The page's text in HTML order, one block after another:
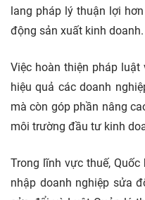
lang pháp lý thuận lợi
động sản xuất kinh doanh.
Việc hoàn thiện pháp
hiệu quả các doanh
mà còn góp phần nâng
môi trường đầu tư kinh
Trong lĩnh vực thuế,
nhập doanh nghiệp sửa